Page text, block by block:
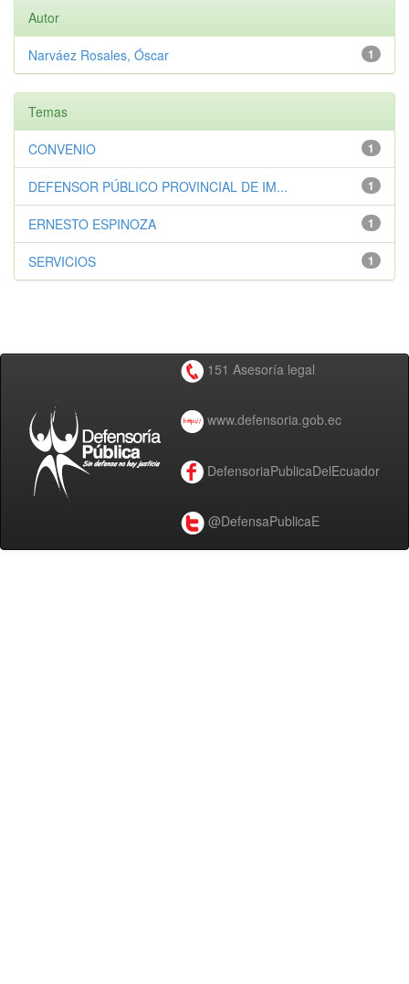
Autor
1
Narváez Rosales, Óscar
Temas
1
CONVENIO
1
DEFENSOR PÚBLICO PROVINCIAL DE IM...
1
ERNESTO ESPINOZA
1
SERVICIOS
151 Asesoría legal
www.defensoria.gob.ec
DefensoriaPublicaDelEcuador
@DefensaPublicaE